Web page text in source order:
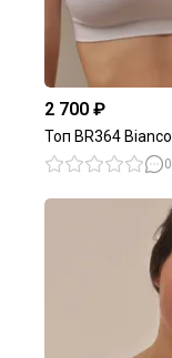
2 700 ₽
Топ BR364 Bianco
0